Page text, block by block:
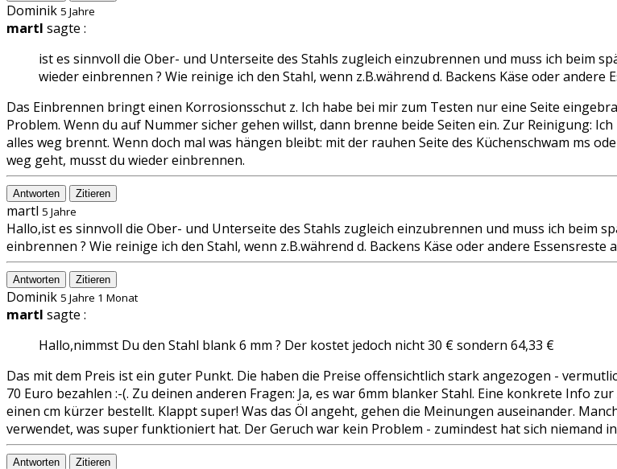
Dominik 5 Jahre
martl sagte :
ist es sinnvoll die Ober- und Unterseite des Stahls zugleich einzubrennen und muss ich beim
wieder einbrennen ? Wie reinige ich den Stahl, wenn z.B.während d. Backens Käse oder andere
Das Einbrennen bringt einen Korrosionsschut z. Ich habe bei mir zum Testen nur eine Seite
Problem. Wenn du auf Nummer sicher gehen willst, dann brenne beide Seiten ein. Zur Reinigung:
alles weg brennt. Wenn doch mal was hängen bleibt: mit der rauhen Seite des Küchenschwam ms
weg geht, musst du wieder einbrennen.
Antworten Zitieren
martl 5 Jahre
Hallo,ist es sinnvoll die Ober- und Unterseite des Stahls zugleich einzubrennen und muss ich beim
einbrennen ? Wie reinige ich den Stahl, wenn z.B.während d. Backens Käse oder andere Essensreste
Antworten Zitieren
Dominik 5 Jahre 1 Monat
martl sagte :
Hallo,nimmst Du den Stahl blank 6 mm ? Der kostet jedoch nicht 30 € sondern 64,33 €
Das mit dem Preis ist ein guter Punkt. Die haben die Preise offensichtlich stark angezogen -
70 Euro bezahlen :-(. Zu deinen anderen Fragen: Ja, es war 6mm blanker Stahl. Eine konkrete Info
einen cm kürzer bestellt. Klappt super! Was das Öl angeht, gehen die Meinungen auseinander.
verwendet, was super funktioniert hat. Der Geruch war kein Problem - zumindest hat sich niemand
Antworten Zitieren